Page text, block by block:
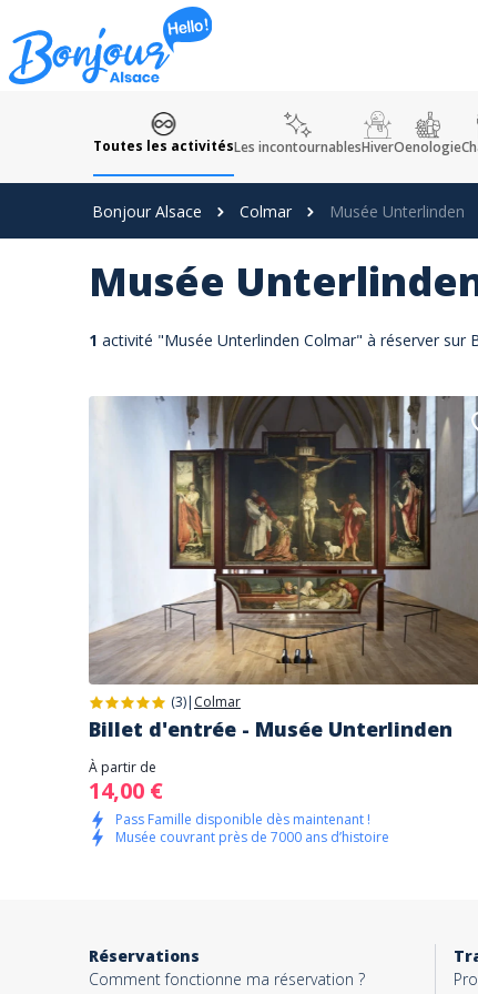
Panneau de gestion des cookies
Toutes les activitésLes incontournablesHiverOenologie
Bonjour Alsace Colmar Musée Unterlinden
Musée
1 activité "Musée Unterlinden Colmar" à réserver sur
(3)| Colmar
Billet d'entrée - Musée Unterlinden
À partir de
14,00 €
Pass Famille disponible dès maintenant !
Musée couvrant près de 7000 ans d’histoire
Réservations
Comment fonctionne ma réservation ?